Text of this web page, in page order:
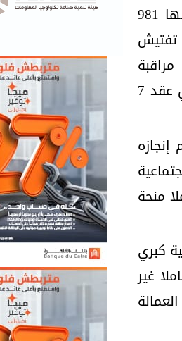
وأوضح الوزير أن المديرية قامت بالتفتيش العمالي على 734 منشأة يعمل بها 981
العمل ، كما تم القيام بـ 18 حملة تفتيش
2559 عاملا، فضلا عن 26 حملة مراقبة
ساعات العمل نهاري وليلي لـ 324 منشأة يعمل بها 523 عاملا ، بالإضافة إلي عقد 7
الاجتماعية
مواليد لـ 58 عاملا، و 45 ألف جنيه لـ 15 عاملا منحة
و 246 جنيها ، وعملية كبري
أمان بمبلغ 6000 جنيه ، فضلاً عن تسجيل 428 عاملا غير